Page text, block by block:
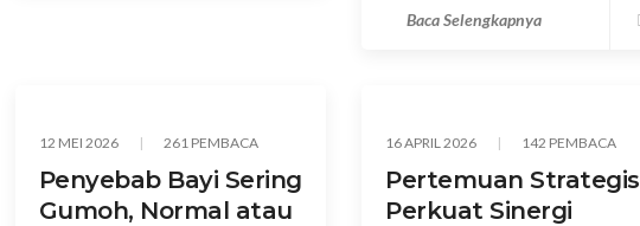
Baca Selengkapnya
12 MEI 2026 261 PEMBACA
Penyebab Bayi Sering
Gumoh, Normal atau
16 APRIL 2026 142 PEMBACA
Pertemuan Strategis
Perkuat Sinergi